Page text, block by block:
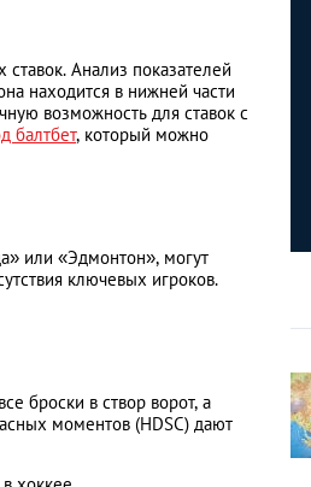
Анализ показателей
находится в нижней части
возможность для ставок с
балтбет, который можно
или «Эдмонтон», могут
ключевых игроков.
броски в створ ворот, а
моментов (HDSC) дают
фильмов,
откроют вам